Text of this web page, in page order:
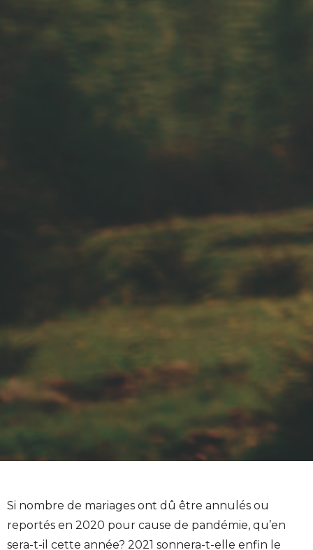
Si nombre de mariages ont dû être annulés ou
reportés en 2020 pour cause de pandémie, qu’en
sera-t-il cette année? 2021 sonnera-t-elle enfin le